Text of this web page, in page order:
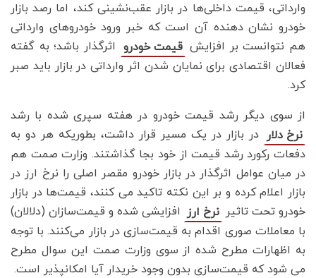
وارداتی، قیمت داخلی‌ها در بازار عقب‌‌نشینی کند، اما رصد بازار
خودرو نشان دهنده آن است که خبر ورود خودروهای وارداتی
هم نتوانست بر افزایش قیمت خودرو اثرگذار باشد؛ به گفته
فعالان اقتصادی برای نمایان شدن اثر وارداتی در بازار باید صبر
کرد.
از سوی دیگر رشد قیمت خودرو در هفته سپری شده با رشد
نرخ دلار
در بازار در یک مسیر قرار داشت، بطوریکه هر دو به
دفعات رکورد رشد قیمت از خود بجا گذاشتند. وزارت صمت هم
در میان عوامل اثرگذار در بازار خودرو مقصر اصلی را نرخ ارز در
بازار اعلام کرده و بر این نکته تاکید می کنند، قیمت‌ها در بازار
خودرو تحت تاثیر نرخ ارز
افزایشی شده و قیمت‌سازان (دلالان)
با معاملات صوری اقدام به قیمت‌سازی در بازار می‌کنند. با توجه
به اظهارات مطرح شده از سوی وزارت صمت این سوال مطرح
می شود که قیمت‌سازی بدون وجود خریدار آیا امکانپذیر است.